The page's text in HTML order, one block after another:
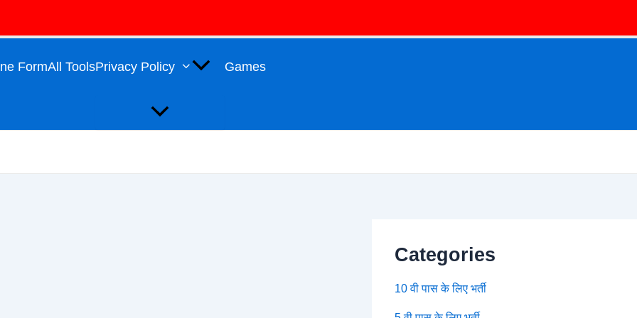
FormAll ToolsPrivacy Policy Games
Categories
10 वी पास के लिए भर्ती